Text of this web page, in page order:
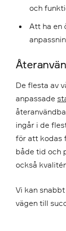
och
Att ha en
De flesta av
anpassade
ingår i de
för att kodas
både tid och
också
Vi kan
vägen till